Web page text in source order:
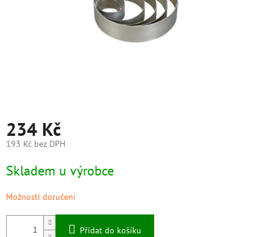
234 Kč
193 Kč bez DPH
cena:
Skladem u výrobce
Možnosti doručení
Přidat do košíku